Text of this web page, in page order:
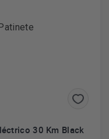
30 Km Black